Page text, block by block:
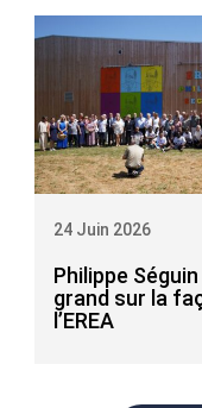
Philippe
grand sur la
l’EREA
24 Juin 2026